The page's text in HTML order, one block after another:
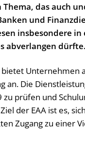
das auch
und
insbesondere in
abverlangen dürfte.
bietet Unternehmen
an. Die
zu prüfen und
der EAA ist es,
Zugang zu einer